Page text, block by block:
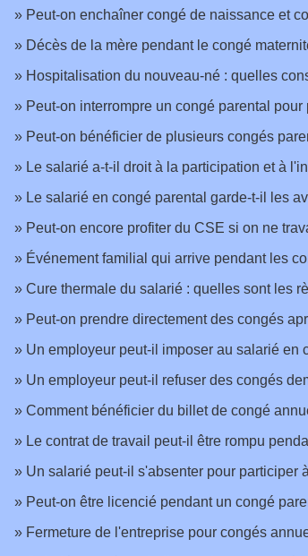
Peut-on enchaîner congé de naissance et
Décès de la mère pendant le congé
Hospitalisation du nouveau-né : quelles
Peut-on interrompre un congé parental
Peut-on bénéficier de plusieurs congés
Le salarié a-t-il droit à la participation et à
Le salarié en congé parental garde-t-il les
Peut-on encore profiter du CSE si on ne
Événement familial qui arrive pendant les
Cure thermale du salarié : quelles sont les
Peut-on prendre directement des congés
Un employeur peut-il imposer au salarié en
Un employeur peut-il refuser des congés
Comment bénéficier du billet de congé
Le contrat de travail peut-il être rompu
Un salarié peut-il s'absenter pour participer
Peut-on être licencié pendant un congé
Fermeture de l'entreprise pour congés